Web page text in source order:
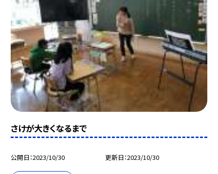
さけが大きくなるまで
公開日 2023/10/30 更新日 2023/10/30